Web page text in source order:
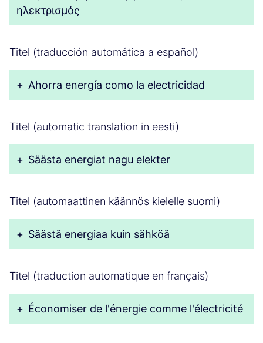
ηλεκτρισμός
Titel (traducción automática a español)
+ Ahorra energía como la electricidad
Titel (automatic translation in eesti)
+ Säästa energiat nagu elekter
Titel (automaattinen käännös kielelle suomi)
+ Säästä energiaa kuin sähköä
Titel (traduction automatique en français)
+ Économiser de l'énergie comme l'électricité